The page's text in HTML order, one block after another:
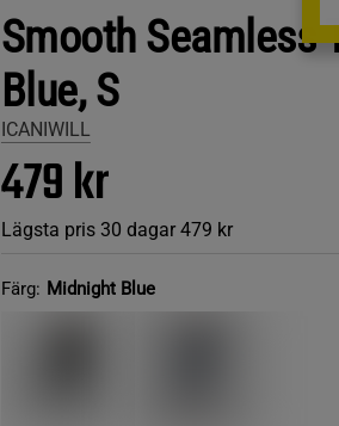
Smooth Seamless
Blue, S
ICANIWILL
479 kr
Lägsta pris 30 dagar 479 kr
Färg: Midnight Blue